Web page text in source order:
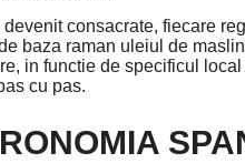
consacrate, fiecare
baza raman uleiul de
in functie de specificul
cu pas.